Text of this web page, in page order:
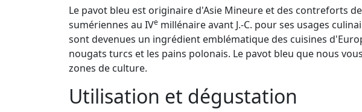
Le pavot bleu est originaire d'Asie Mineure et des contreforts
sumériennes au IVe millénaire avant J.-C. pour ses usages
sont devenues un ingrédient emblématique des cuisines
nougats turcs et les pains polonais. Le pavot bleu que nous
zones de culture.
Utilisation et dégustation